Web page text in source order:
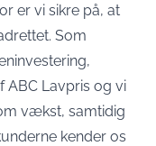
er vi sikre på, at
Som
ABC Lavpris og vi
vækst, samtidig
kender os